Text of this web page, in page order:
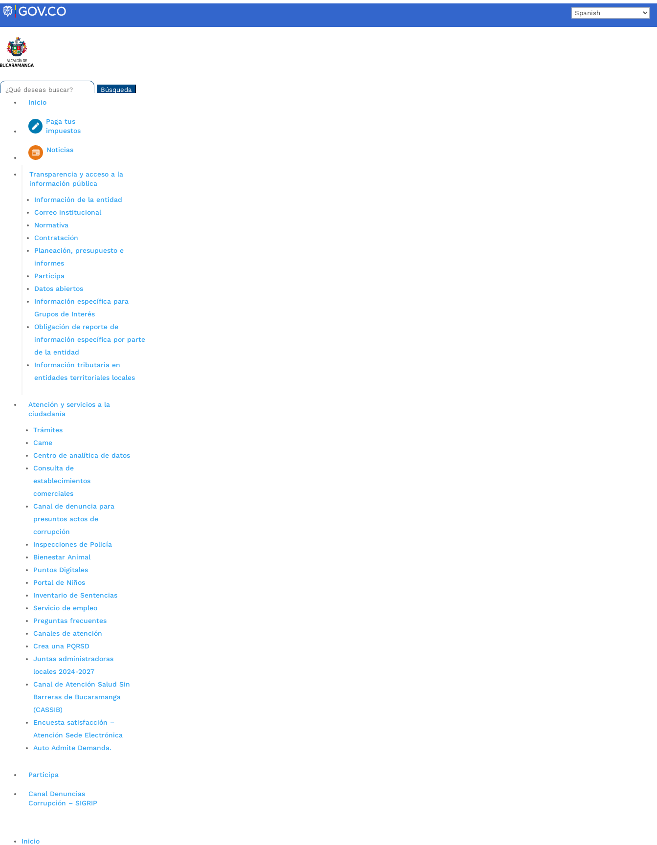
Skip
to
Buscar:
Search
for...
Iniciar sesión en gov co
Inicio
Paga tus
impuestos
Noticias
Transparencia y acceso a la
información pública
Información de la entidad
Correo institucional
Normativa
Contratación
Planeación, presupuesto e
informes
Participa
Datos abiertos
Información específica para
Grupos de Interés
Obligación de reporte de
información específica por parte
de la entidad
Información tributaria en
entidades territoriales locales
Atención y servicios a la
ciudadanía
Trámites
Came
Centro de analítica de datos
Consulta de
establecimientos
comerciales
Canal de denuncia para
presuntos actos de
corrupción
Inspecciones de Policía
Bienestar Animal
Puntos Digitales
Portal de Niños
Inventario de Sentencias
Servicio de empleo
Preguntas frecuentes
Canales de atención
Crea una PQRSD
Juntas administradoras
locales 2024-2027
Canal de Atención Salud Sin
Barreras de Bucaramanga
(CASSIB)
Encuesta satisfacción –
Atención Sede Electrónica
Auto Admite Demanda.
Participa
Canal Denuncias
Corrupción – SIGRIP
Inicio